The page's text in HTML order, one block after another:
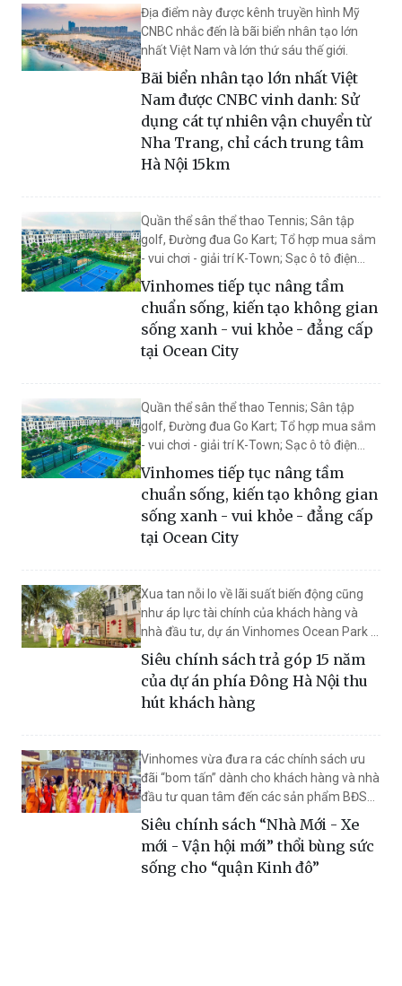
Địa điểm này được kênh truyền hình Mỹ
CNBC nhắc đến là bãi biển nhân tạo lớn
nhất Việt Nam và lớn thứ sáu thế giới.
Bãi biển nhân tạo lớn nhất Việt
Nam được CNBC vinh danh: Sử
dụng cát tự nhiên vận chuyển từ
Nha Trang, chỉ cách trung tâm
Hà Nội 15km
Quần thể sân thể thao Tennis; Sân tập
golf, Đường đua Go Kart; Tổ hợp mua sắm
- vui chơi - giải trí K-Town; Sạc ô tô điện
miễn phí trong vòng 2 năm… là những đặc
quyền đẳng cấp được Vinhomes bổ sung
tại Ocean City
Vinhomes tiếp tục nâng tầm
chuẩn sống, kiến tạo không gian
sống xanh - vui khỏe - đẳng cấp
tại Ocean City
Quần thể sân thể thao Tennis; Sân tập
golf, Đường đua Go Kart; Tổ hợp mua sắm
- vui chơi - giải trí K-Town; Sạc ô tô điện
miễn phí trong vòng 2 năm… là những đặc
quyền đẳng cấp được Vinhomes bổ sung
tại Ocean City
Vinhomes tiếp tục nâng tầm
chuẩn sống, kiến tạo không gian
sống xanh - vui khỏe - đẳng cấp
tại Ocean City
Xua tan nỗi lo về lãi suất biến động cũng
như áp lực tài chính của khách hàng và
nhà đầu tư, dự án Vinhomes Ocean Park 2
phía Đông Thủ đô đang mang đến loạt
chính sách ưu đãi vượt trội trên thị trường,
mở ra cơ hội an cư, lập nghiệp trọn vẹn,
đồng thời là tài sản sinh lời bền vững trong
Siêu chính sách trả góp 15 năm
của dự án phía Đông Hà Nội thu
hút khách hàng
Vinhomes vừa đưa ra các chính sách ưu
đãi “bom tấn” dành cho khách hàng và nhà
đầu tư quan tâm đến các sản phẩm BĐS
vượt trội tại Vinhomes Ocean Park 2 -
“quận Kinh Đô” của Ocean City, mở ra cơ
hội “ở nhà mới, đón Tết sang” hấp dẫn bậc
nhất thị trường.
Siêu chính sách “Nhà Mới - Xe
mới - Vận hội mới” thổi bùng sức
sống cho “quận Kinh đô”